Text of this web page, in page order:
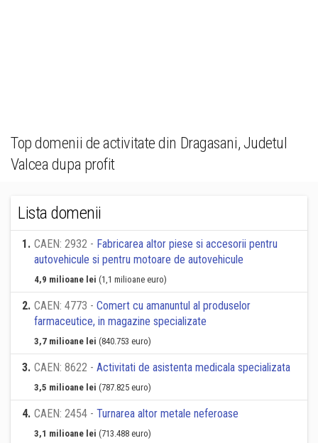
Top domenii de activitate din Dragasani, Judetul
Valcea dupa profit
Lista domenii
1. CAEN: 2932 - Fabricarea altor piese si accesorii pentru
autovehicule si pentru motoare de autovehicule
4,9 milioane lei (1,1 milioane euro)
2. CAEN: 4773 - Comert cu amanuntul al produselor
farmaceutice, in magazine specializate
3,7 milioane lei (840.753 euro)
3. CAEN: 8622 - Activitati de asistenta medicala specializata
3,5 milioane lei (787.825 euro)
4. CAEN: 2454 - Turnarea altor metale neferoase
3,1 milioane lei (713.488 euro)